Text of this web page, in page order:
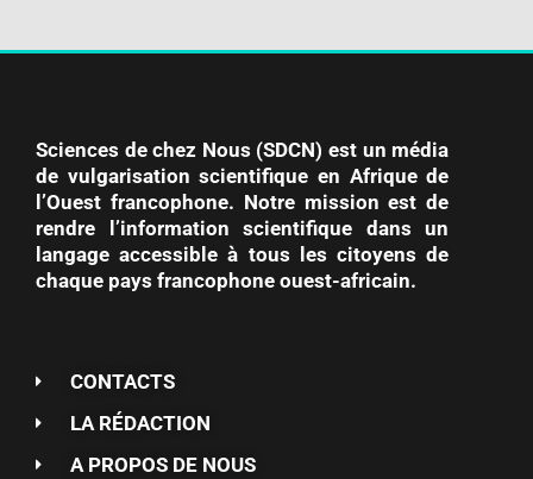
Sciences de chez Nous (SDCN) est un média
de vulgarisation scientifique en Afrique de
l’Ouest francophone. Notre mission est de
rendre l’information scientifique dans un
langage accessible à tous les citoyens de
chaque pays francophone ouest-africain.
CONTACTS
LA RÉDACTION
A PROPOS DE NOUS